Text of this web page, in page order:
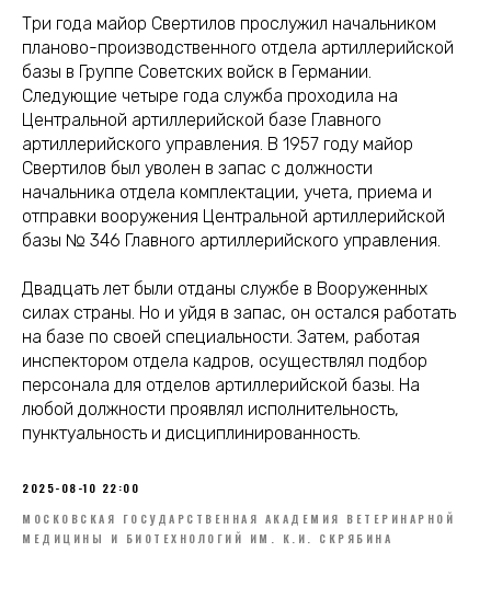
Три года майор Свертилов прослужил начальником
планово-производственного отдела артиллерийской
базы в Группе Советских войск в Германии.
Следующие четыре года служба проходила на
Центральной артиллерийской базе Главного
артиллерийского управления. В 1957 году майор
Свертилов был уволен в запас с должности
начальника отдела комплектации, учета, приема и
отправки вооружения Центральной артиллерийской
базы № 346 Главного артиллерийского управления.
Двадцать лет были отданы службе в Вооруженных
силах страны. Но и уйдя в запас, он остался работать
на базе по своей специальности. Затем, работая
инспектором отдела кадров, осуществлял подбор
персонала для отделов артиллерийской базы. На
любой должности проявлял исполнительность,
пунктуальность и дисциплинированность.
2025-08-10 22:00
МОСКОВСКАЯ ГОСУДАРСТВЕННАЯ АКАДЕМИЯ ВЕТЕРИНАРНОЙ
МЕДИЦИНЫ И БИОТЕХНОЛОГИЙ ИМ. К.И. СКРЯБИНА